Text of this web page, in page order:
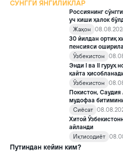
СЎНГГИ ЯНГИЛИКЛАР
Россиянинг
уч киши ҳалок
Жаҳон
30 йилдан ортиқ
пенсияси
Ўзбекистон
Энди I ва II гуруҳ
қайта
Ўзбекистон
Покистон,
мудофаа
Сиёсат
Хитой
айланди
Иқтисодиёт
Путиндан кейин ким?